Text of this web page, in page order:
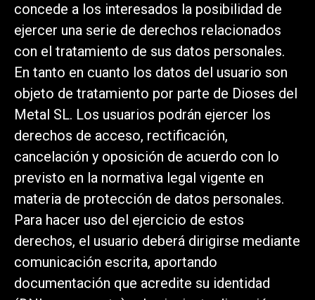
concede a los interesados la posibilidad de
ejercer una serie de derechos relacionados
con el tratamiento de sus datos personales.
En tanto en cuanto los datos del usuario son
objeto de tratamiento por parte de Dioses del
Metal SL. Los usuarios podrán ejercer los
derechos de acceso, rectificación,
cancelación y oposición de acuerdo con lo
previsto en la normativa legal vigente en
materia de protección de datos personales.
Para hacer uso del ejercicio de estos
derechos, el usuario deberá dirigirse mediante
comunicación escrita, aportando
documentación que acredite su identidad